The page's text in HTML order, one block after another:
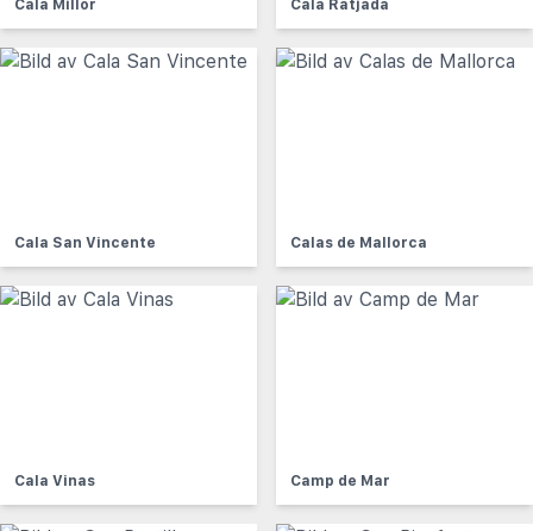
Cala Millor Cala Ratjada
Cala San Vincente Calas de Mallorca
Cala Vinas Camp de Mar